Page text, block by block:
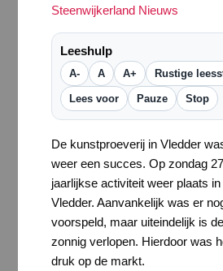
Steenwijkerland Nieuws
Leeshulp
A- A A+ Rustige
Lees voor Pauze Stop
De kunstproeverij in Vledder
weer een succes. Op zondag
jaarlijkse activiteit weer plaats
Vledder. Aanvankelijk was er
voorspeld, maar uiteindelijk is
zonnig verlopen. Hierdoor was
druk op de markt.